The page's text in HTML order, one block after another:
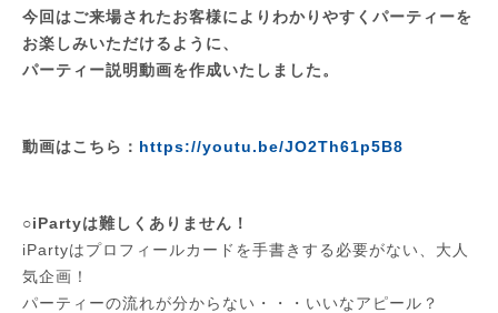
今回はご来場されたお客様によりわかりやすくパーティーを
お楽しみいただけるように、
パーティー説明動画を作成いたしました。
動画はこちら： https://youtu.be/JO2Th61p5B8
○iPartyは難しくありません！
iPartyはプロフィールカードを手書きする必要がない、大人
気企画！
パーティーの流れが分からない・・・いいなアピール？